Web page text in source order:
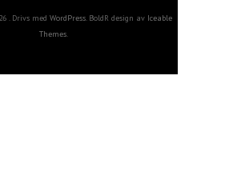
. Drivs med WordPress. BoldR design av Iceable
Themes.